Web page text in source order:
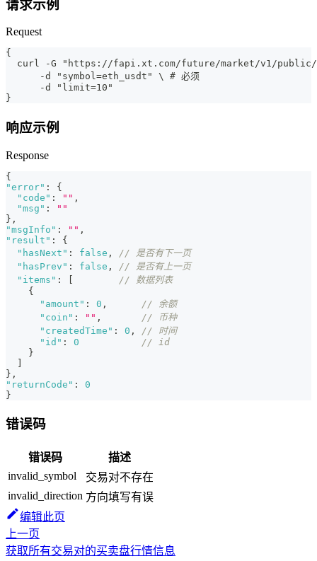
请求示例
Request
{
curl -G "https://fapi.xt.com/future/market/v1/
      -d "symbol=eth_usdt" \ # 必须
      -d "limit=10"
}
响应示例
Response
{
"error" :
{
"code" : "" ,
"msg" :
""
} ,
"msgInfo" : "" ,
"result" :
{
"hasNext" : false ,
// 是否有下一页
"hasPrev" : false ,
// 是否有上一页
"items" : [
// 数据列表
{
"amount" : 0 ,
// 余额
"coin" : "" ,
// 币种
"createdTime" : 0 ,
// 时间
"id" : 0
// id
}
]
} ,
"returnCode" :
0
}
错误码
错误码
描述
invalid_symbol
交易对不存在
invalid_direction 方向填写有误
编辑此页
上一页
获取所有交易对的买卖盘行情信息